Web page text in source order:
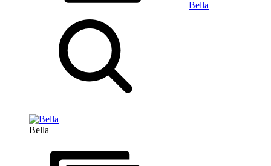
Bella
Bella